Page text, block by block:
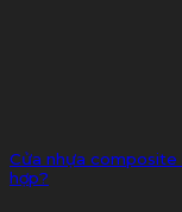
Cửa nhựa composite
hợp?